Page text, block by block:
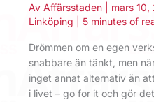
Av Affärsstaden mars 10,
Linköping
5 minutes of
Drömmen om en egen
snabbare än tänkt, men
inget annat alternativ än
i livet – go for it och gör